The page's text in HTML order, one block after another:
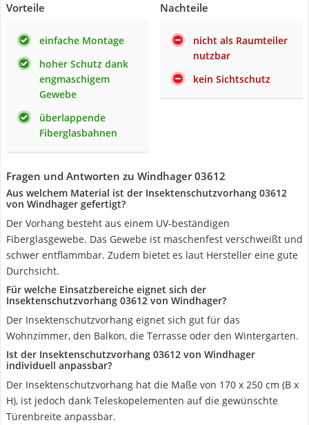
Vorteile
einfache Montage
hoher Schutz dank
engmaschigem
Gewebe
überlappende
Fiberglasbahnen
Nachteile
nicht als Raumteiler
nutzbar
kein Sichtschutz
Fragen und Antworten zu Windhager 03612
Aus welchem Material ist der Insektenschutzvorhang 03612
von Windhager gefertigt?
Der Vorhang besteht aus einem UV-beständigen
Fiberglasgewebe. Das Gewebe ist maschenfest verschweißt und
schwer entflammbar. Zudem bietet es laut Hersteller eine gute
Durchsicht.
Für welche Einsatzbereiche eignet sich der
Insektenschutzvorhang 03612 von Windhager?
Der Insektenschutzvorhang eignet sich gut für das
Wohnzimmer, den Balkon, die Terrasse oder den Wintergarten.
Ist der Insektenschutzvorhang 03612 von Windhager
individuell anpassbar?
Der Insektenschutzvorhang hat die Maße von 170 x 250 cm (B x
H), ist jedoch dank Teleskopelementen auf die gewünschte
Türenbreite anpassbar.